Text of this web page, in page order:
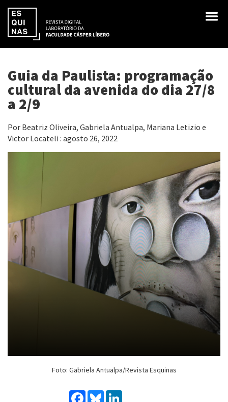
Guia da Paulista: programação
cultural da avenida do dia 27/8
a 2/9
Por Beatriz Oliveira, Gabriela Antualpa, Mariana Letizio e
Victor Locateli : agosto 26, 2022
Foto: Gabriela Antualpa/Revista Esquinas
Facebook
Bluesky